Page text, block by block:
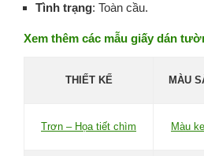
Tình trạng: Toàn cầu.
Xem thêm các mẫu giấy dán
THIẾT KẾ MÀU
Trơn – Họa tiết chìm Màu